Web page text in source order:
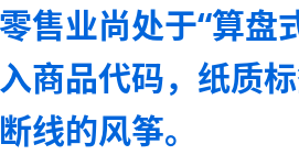
售业尚处于“算盘
商品代码，纸质
线的风筝。